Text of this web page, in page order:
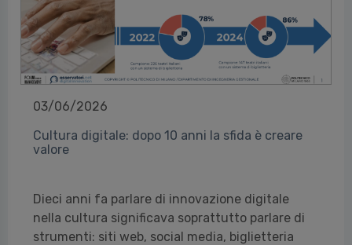
03/06/2026
Cultura digitale: dopo 10 anni la sfida è creare
valore
Dieci anni fa parlare di innovazione digitale
nella cultura significava soprattutto parlare di
strumenti: siti web, social media, biglietteria